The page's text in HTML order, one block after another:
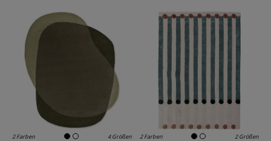
2 Farben 4 Größen 2 Farben 2 Größen